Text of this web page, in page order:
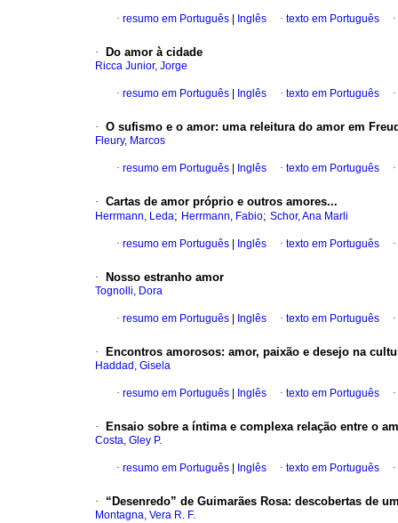
· resumo em Português Inglês · texto em Português ·
· Do amor à cidade
Ricca Junior, Jorge
· resumo em Português Inglês · texto em Português ·
· O sufismo e o amor: uma releitura do amor em
Fleury, Marcos
· resumo em Português Inglês · texto em Português ·
· Cartas de amor próprio e outros amores...
Herrmann, Leda; Herrmann, Fabio; Schor, Ana Marli
· resumo em Português Inglês · texto em Português ·
· Nosso estranho amor
Tognolli, Dora
· resumo em Português Inglês · texto em Português ·
· Encontros amorosos: amor, paixão e desejo na
Haddad, Gisela
· resumo em Português Inglês · texto em Português ·
· Ensaio sobre a íntima e complexa relação entre o
Costa, Gley P.
· resumo em Português Inglês · texto em Português ·
· “Desenredo” de Guimarães Rosa: descobertas de
Montagna, Vera R. F.